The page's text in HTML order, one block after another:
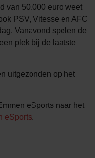
van 50.000 euro weet
PSV, Vitesse en AFC
Vanavond spelen de
plek bij de laatste
uitgezonden op het
eSports naar het
eSports.